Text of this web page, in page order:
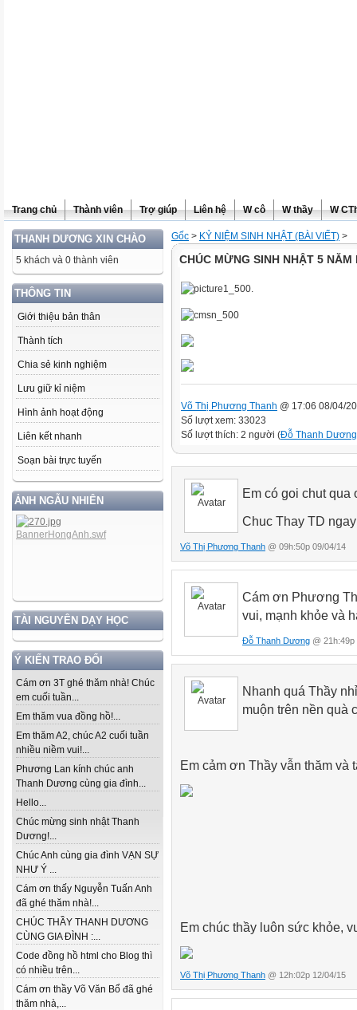
Trang chủ Thành viên Trợ giúp Liên hệ W cô W thầy W
THANH DƯƠNG XIN CHÀO
5 khách và 0 thành viên
THÔNG TIN
Giới thiệu bản thân
Thành tích
Chia sẻ kinh nghiệm
Lưu giữ kỉ niệm
Hình ảnh hoạt động
Liên kết nhanh
Soạn bài trực tuyến
ẢNH NGẪU NHIÊN
TÀI NGUYÊN DẠY HỌC
Ý KIẾN TRAO ĐỔI
Cám ơn 3T ghé thăm nhà! Chúc
em cuối tuần...
Em thăm vua đồng hồ!...
Em thăm A2, chúc A2 cuối tuần
nhiều niềm vui!...
Phương Lan kính chúc anh
Thanh Dương cùng gia đình...
Hello...
Chúc mừng sinh nhật Thanh
Dương!...
Chúc Anh cùng gia đình VẠN SỰ
NHƯ Ý ...
Cám ơn thấy Nguyễn Tuấn Anh
đã ghé thăm nhà!...
CHÚC THẦY THANH DƯƠNG
CÙNG GIA ĐÌNH :...
Code đồng hồ html cho Blog thì
có nhiều trên...
Cám ơn thầy Võ Văn Bổ đã ghé
thăm nhà,...
Gốc > KỶ NIỆM SINH NHẬT (BÀI VIẾT) >
CHÚC MỪNG SINH NHẬT 5
Võ Thị Phương Thanh @ 17:06 08/04/
Số lượt xem: 33023
Số lượt thích: 2 người (Đỗ Thanh Dương
Em có goi chut qua
Chuc Thay TD
Võ Thị Phương Thanh @ 09h:50p 09/04/14
Cám ơn Phương
vui, mạnh khỏe và
Đỗ Thanh Dương @ 21h:49p
Nhanh quá Thầy
muộn trên nền quà
Em cảm ơn Thầy vẫn thăm và
Em chúc thầy luôn sức khỏe,
Võ Thị Phương Thanh @ 12h:02p 12/04/15